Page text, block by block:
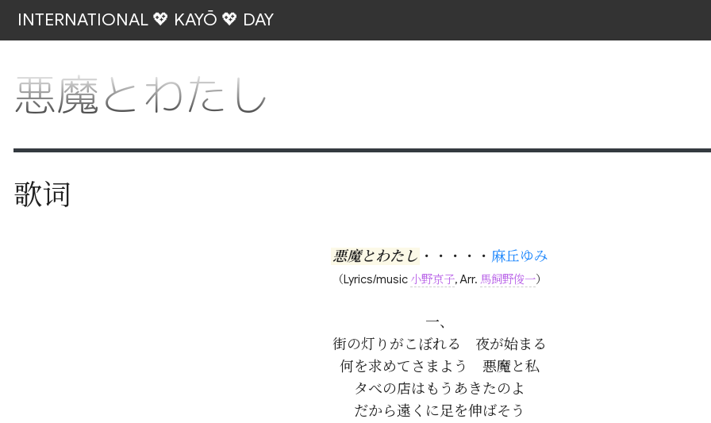
INTERNATIONAL 💖 KAYŌ 💖 DAY
悪魔とわたし
歌词
悪魔とわたし ・・・・・ 麻丘ゆみ
（Lyrics/music 小野京子, Arr.馬飼野俊一）
一、
街の灯りがこぼれる　夜が始まる
何を求めてさまよう　悪魔と私
タべの店はもうあきたのよ
だから遠くに足を伸ばそう